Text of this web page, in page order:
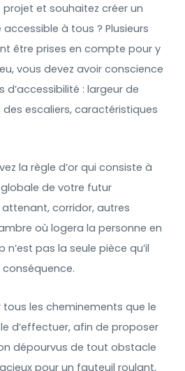
et souhaitez créer un
à tous ? Plusieurs
être prises en compte pour y
vous devez avoir conscience
d’accessibilité : largeur de
escaliers, caractéristiques
la règle d’or qui consiste à
de votre futur
corridor, autres
où logera la personne en
pas la seule pièce qu’il
tous les cheminements que le
d’effectuer, afin de proposer
dépourvus de tout obstacle
pour un fauteuil roulant,